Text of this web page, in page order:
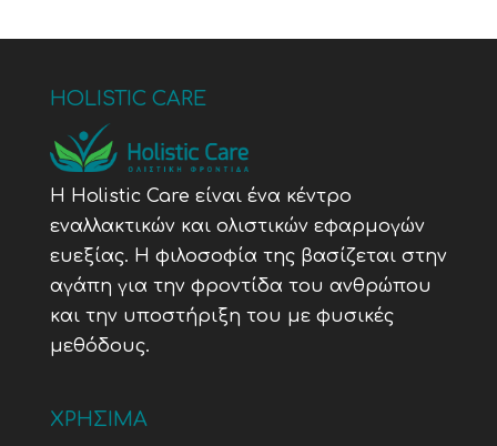
HOLISTIC CARE
Η Holistic Care είναι ένα κέντρο
εναλλακτικών και ολιστικών εφαρμογών
ευεξίας. Η φιλοσοφία της βασίζεται στην
αγάπη για την φροντίδα του ανθρώπου
και την υποστήριξη του με φυσικές
μεθόδους.
ΧΡΗΣΙΜΑ